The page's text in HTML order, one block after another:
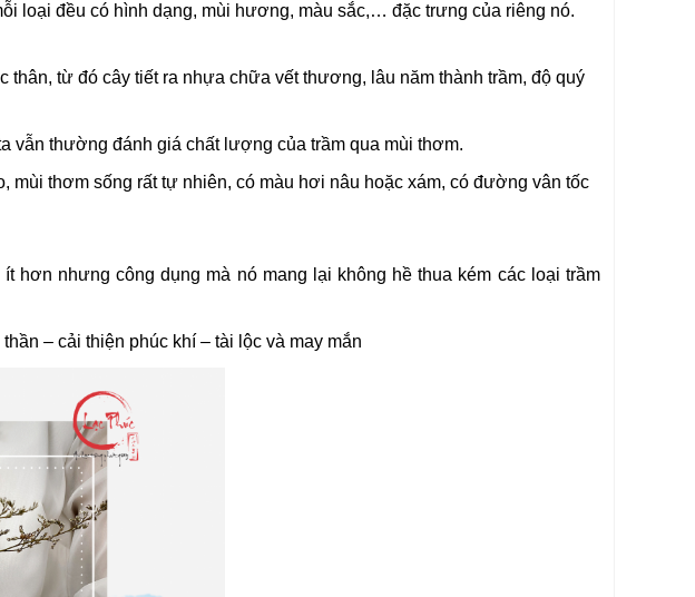
loại đều có hình dạng, mùi hương, màu sắc,… đặc trưng của riêng nó.
thân, từ đó cây tiết ra nhựa chữa vết thương, lâu năm thành trầm, độ quý
vẫn thường đánh giá chất lượng của trầm qua mùi thơm.
thơm sống rất tự nhiên, có màu hơi nâu hoặc xám, có đường vân tốc
hơn nhưng công dụng mà nó mang lại không hề thua kém các loại trầm
– cải thiện phúc khí – tài lộc và may mắn